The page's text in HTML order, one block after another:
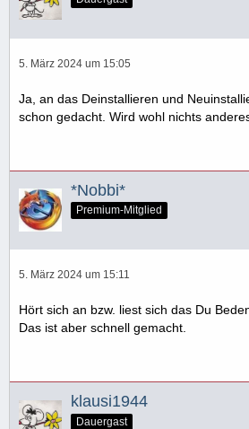
5. März 2024 um 15:05
Ja, an das Deinstallieren und
schon gedacht. Wird wohl nichts
*Nobbi*
Premium-Mitglied
5. März 2024 um 15:11
Hört sich an bzw. liest sich das Du
Das ist aber schnell gemacht.
klausi1944
Dauergast